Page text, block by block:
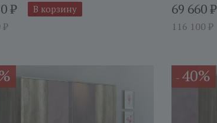
₽
₽
В корзину 69 660₽
116 100 ₽
- 40%